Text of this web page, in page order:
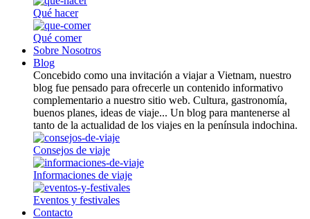
Qué hacer
Qué comer
Sobre Nosotros
Blog
Concebido como una invitación a viajar a Vietnam, nuestro
blog fue pensado para ofrecerle un contenido informativo
complementario a nuestro sitio web. Cultura, gastronomía,
buenos planes, ideas de viaje... Un blog para mantenerse al
tanto de la actualidad de los viajes en la península indochina.
Consejos de viaje
Informaciones de viaje
Eventos y festivales
Contacto